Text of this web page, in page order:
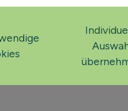
von konkreten
Achse das gesamte
Prozess- bzw.